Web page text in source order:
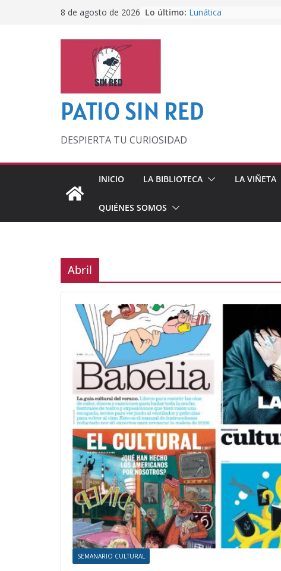
8 de agosto de 2026 Lo último: Lunática
PATIO SIN RED
DESPIERTA TU CURIOSIDAD
INICIO LA BIBLIOTECA LA VIÑETA
QUIÉNES SOMOS
Abril
SEMANARIO CULTURAL